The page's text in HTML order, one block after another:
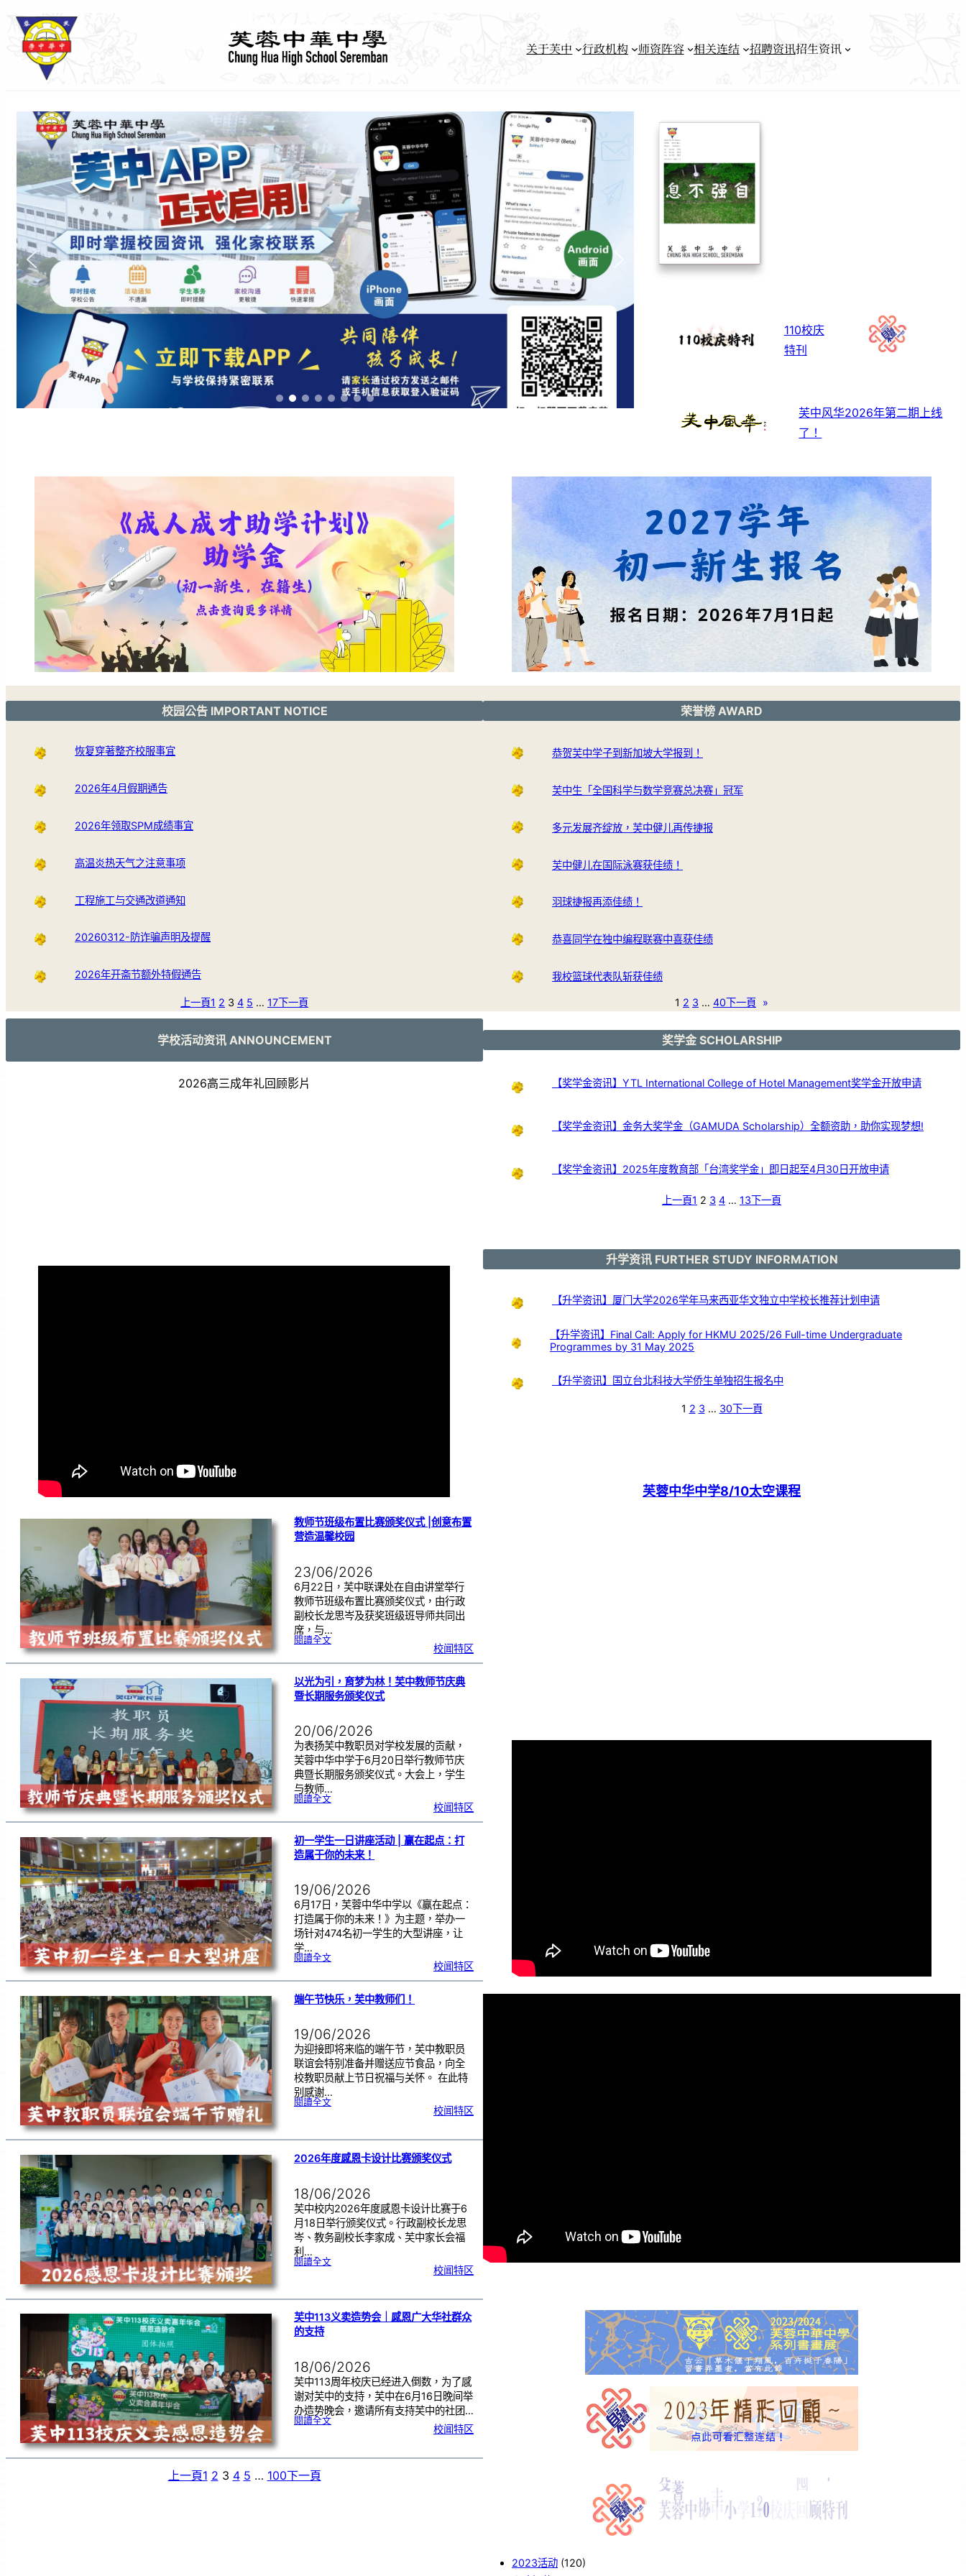
关于芙中 行政机构 师资阵容 相关连结 招聘资讯招生资讯
110校庆
特刊
芙中风华2026年第二期上线
了！
校园公告 IMPORTANT NOTICE
恢复穿著整齐校服事宜
2026年4月假期通告
2026年领取SPM成绩事宜
高温炎热天气之注意事项
工程施工与交通改道通知
20260312-防诈骗声明及提醒
2026年开斋节额外特假通告
上一頁1 2 3 4 5 … 17下一頁
荣誉榜 AWARD
恭贺芙中学子到新加坡大学报到！
芙中生「全国科学与数学竞赛总决赛」冠军
多元发展齐绽放，芙中健儿再传捷报
芙中健儿在国际泳赛获佳绩！
羽球捷报再添佳绩！
恭喜同学在独中编程联赛中喜获佳绩
我校篮球代表队斩获佳绩
1 2 3 … 40下一頁 »
学校活动资讯 ANNOUNCEMENT
2026高三成年礼回顾影片
教师节班级布置比赛颁奖仪式 |创意布置
营造温馨校园
23/06/2026
6月22日，芙中联课处在自由讲堂举行
教师节班级布置比赛颁奖仪式，由行政
副校长龙思岑及获奖班级班导师共同出
席，与…
閱讀全文:教
级
置比
赛
颁
奖
仪
式
布
置
营
造
温
馨
校
园
校闻特区
以光为引，育梦为林！芙中教师节庆典
暨长期服务颁奖仪式
20/06/2026
为表扬芙中教职员对学校发展的贡献，
芙蓉中华中学于6月20日举行教师节庆
典暨长期服务颁奖仪式。大会上，学生
与教师…
閱讀全文:以
，
为
林
！
芙
中
教
典
暨
长
期服
务
颁
奖
仪
式
校闻特区
初一学生一日讲座活动 | 赢在起点：打
造属于你的未来！
19/06/2026
6月17日，芙蓉中华中学以《赢在起点：
打造属于你的未来！》为主题，举办一
场针对474名初一学生的大型讲座，让
学…
閱讀全文:初
一
讲
座
活
动
起
点
：
打
造
属
于
你
的
未
来
！
校闻特区
端午节快乐，芙中教师们！
19/06/2026
为迎接即将来临的端午节，芙中教职员
联谊会特别准备并赠送应节食品，向全
校教职员献上节日祝福与关怀。 在此特
别感谢…
閱讀全文:端
芙
中
师
们
！
校闻特区
2026年度感恩卡设计比赛颁奖仪式
18/06/2026
芙中校内2026年度感恩卡设计比赛于6
月18日举行颁奖仪式。行政副校长龙思
岑、教务副校长李家成、芙中家长会福
利…
閱讀全文:2
恩
设
计
比
赛
校闻特区
芙中113义卖造势会｜感恩广大华社群众
的支持
18/06/2026
芙中113周年校庆已经进入倒数，为了感
谢对芙中的支持，芙中在6月16日晚间举
办造势晚会，邀请所有支持芙中的社团…
閱讀全文:芙
造
校闻特区
上一頁1 2 3 4 5 … 100下一頁
奖学金 SCHOLARSHIP
【奖学金资讯】YTL International College of Hotel Management奖学金开放申请
【奖学金资讯】金务大奖学金（GAMUDA Scholarship）全额资助，助你实现梦想!
【奖学金资讯】2025年度教育部「台湾奖学金」即日起至4月30日开放申请
上一頁1 2 3 4 … 13下一頁
升学资讯 FURTHER STUDY INFORMATION
【升学资讯】厦门大学2026学年马来西亚华文独立中学校长推荐计划申请
【升学资讯】Final Call: Apply for HKMU 2025/26 Full-time Undergraduate
Programmes by 31 May 2025
【升学资讯】国立台北科技大学侨生单独招生报名中
1 2 3 … 30下一頁
芙蓉中华中学8/10太空课程
2023活动 (120)